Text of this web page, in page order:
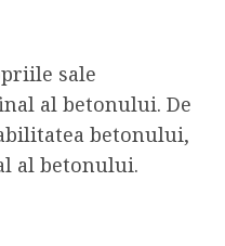
sale
al betonului. De
betonului,
al betonului.